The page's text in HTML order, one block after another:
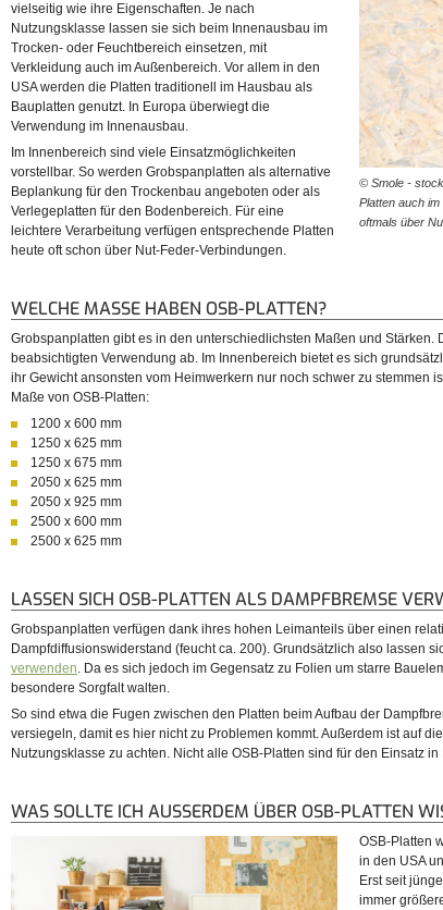
© Smole -
Platten auch
oftmals über
vielseitig wie ihre Eigenschaften. Je nach
Nutzungsklasse lassen sie sich beim Innenausbau im
Trocken- oder Feuchtbereich einsetzen, mit
Verkleidung auch im Außenbereich. Vor allem in den
USA werden die Platten traditionell im Hausbau als
Bauplatten genutzt. In Europa überwiegt die
Verwendung im Innenausbau.
Im Innenbereich sind viele Einsatzmöglichkeiten
vorstellbar. So werden Grobspanplatten als alternative
Beplankung für den Trockenbau angeboten oder als
Verlegeplatten für den Bodenbereich. Für eine
leichtere Verarbeitung verfügen entsprechende Platten
heute oft schon über Nut-Feder-Verbindungen.
WELCHE MASSE HABEN OSB-PLATTEN?
Grobspanplatten gibt es in den unterschiedlichsten Maßen und Stärken.
beabsichtigten Verwendung ab. Im Innenbereich bietet es sich
ihr Gewicht ansonsten vom Heimwerkern nur noch schwer zu stemmen
Maße von OSB-Platten:
1200 x 600 mm
1250 x 625 mm
1250 x 675 mm
2050 x 625 mm
2050 x 925 mm
2500 x 600 mm
2500 x 625 mm
LASSEN SICH OSB-PLATTEN ALS DAMPFBREMSE
Grobspanplatten verfügen dank ihres hohen Leimanteils über einen
Dampfdiffusionswiderstand (feucht ca. 200). Grundsätzlich also lassen
verwenden. Da es sich jedoch im Gegensatz zu Folien um starre
besondere Sorgfalt walten.
So sind etwa die Fugen zwischen den Platten beim Aufbau der
versiegeln, damit es hier nicht zu Problemen kommt. Außerdem ist auf
Nutzungsklasse zu achten. Nicht alle OSB-Platten sind für den Einsatz
WAS SOLLTE ICH AUSSERDEM ÜBER OSB-PLATTEN
OSB-Platten
in den USA
Erst seit
immer